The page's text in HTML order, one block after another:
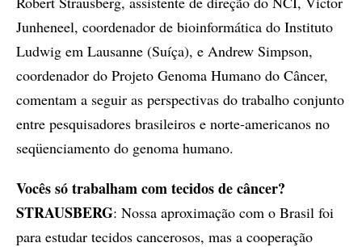
Junheneel, coordenador de bioinformática do Instituto
Ludwig em Lausanne (Suíça), e Andrew Simpson,
coordenador do Projeto Genoma Humano do Câncer,
comentam a seguir as perspectivas do trabalho conjunto
entre pesquisadores brasileiros e norte-americanos no
seqüenciamento do genoma humano.
Vocês só trabalham com tecidos de câncer?
STRAUSBERG: Nossa aproximação com o Brasil foi
para estudar tecidos cancerosos, mas a cooperação